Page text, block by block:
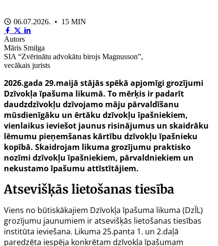
06.07.2026. • 15 MIN
Autors
Māris Smilga
SIA “Zvērinātu advokātu birojs Magnusson”,
vecākais jurists
2026.gada 29.maijā stājās spēkā apjomīgi grozījumi
Dzīvokļa īpašuma likumā. To mērķis ir padarīt
daudzdzīvokļu dzīvojamo māju pārvaldīšanu
mūsdienīgāku un ērtāku dzīvokļu īpašniekiem,
vienlaikus ieviešot jaunus risinājumus un skaidrāku
lēmumu pieņemšanas kārtību dzīvokļu īpašnieku
kopībā. Skaidrojam likuma grozījumu praktisko
nozīmi dzīvokļu īpašniekiem, pārvaldniekiem un
nekustamo īpašumu attīstītājiem.
Atsevišķās lietošanas tiesība
Viens no būtiskākajiem Dzīvokļa īpašuma likuma (DzĪL)
grozījumu jaunumiem ir atsevišķās lietošanas tiesības
institūta ieviešana. Likuma 25.panta 1. un 2.daļā
paredzēta iespēja konkrētam dzīvokļa īpašumam